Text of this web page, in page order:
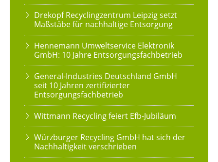
Drekopf Recyclingzentrum Leipzig setzt
Maßstäbe für nachhaltige Entsorgung
Hennemann Umweltservice Elektronik
GmbH: 10 Jahre Entsorgungsfachbetrieb
General-Industries Deutschland GmbH
seit 10 Jahren zertifizierter
Entsorgungsfachbetrieb
Wittmann Recycling feiert Efb-Jubiläum
Würzburger Recycling GmbH hat sich der
Nachhaltigkeit verschrieben